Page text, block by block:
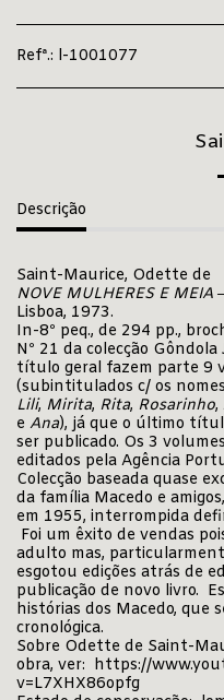
Refª.: l-1001077
Descrição
Saint-Maurice, Odette de
NOVE MULHERES E
Lisboa, 1973.
In-8º peq., de 294 pp.,
Nº 21 da colecção
título geral fazem parte 9
(subintitulados c/ os
Lili, Mirita, Rita, Rosarinho,
e Ana), já que o último
ser publicado. Os 3
editados pela Agência
Colecção baseada quase
da família Macedo e
em 1955, interrompida
Foi um êxito de vendas
adulto mas,
esgotou edições atrás de
publicação de novo livro.
histórias dos Macedo, que
cronológica.
Sobre Odette de Saint-
obra, ver: https://
v=L7XHX86opfg